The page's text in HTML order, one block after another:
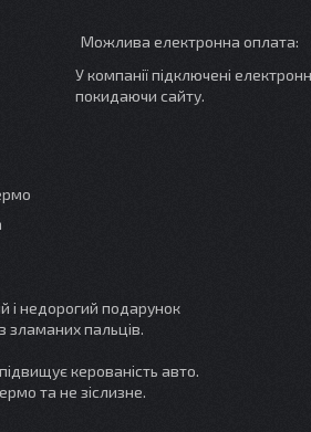
У компанії підключені
покидаючи сайту.
і недорогий подарунок
зламаних пальців.
керованість авто.
та не зіслизне.